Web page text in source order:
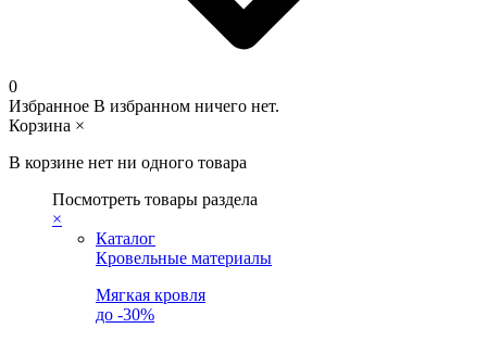
0
Избранное В избранном ничего нет.
Корзина ×
В корзине нет ни одного товара
Посмотреть товары раздела
×
Каталог
Кровельные материалы
Мягкая кровля
до -30%